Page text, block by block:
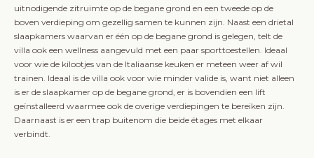
uitnodigende zitruimte op de begane grond en een tweede op de
boven verdieping om gezellig samen te kunnen zijn. Naast een drietal
slaapkamers waarvan er één op de begane grond is gelegen, telt de
villa ook een wellness aangevuld met een paar sporttoestellen. Ideaal
voor wie de kilootjes van de Italiaanse keuken er meteen weer af wil
trainen. Ideaal is de villa ook voor wie minder valide is, want niet alleen
is er de slaapkamer op de begane grond, er is bovendien een lift
geïnstalleerd waarmee ook de overige verdiepingen te bereiken zijn.
Daarnaast is er een trap buitenom die beide étages met elkaar
verbindt.